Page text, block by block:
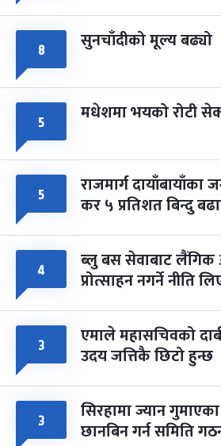
८ सुनचाँदीको मूल्य बढ्यो
५ मधेशमा भयको रोटी
५ राजमार्ग दायाँबायाँका
कर ५ प्रतिशत बिन्दु
४ ब्लु बस सेवाबाट लैंगिक
प्रोत्साहन नगर्ने नीति
३ एमाले महासचिवको
उदय जत्तिकै छिटो हुन्छ
३ सिरहामा ज्यान
छानबिन गर्न समिति